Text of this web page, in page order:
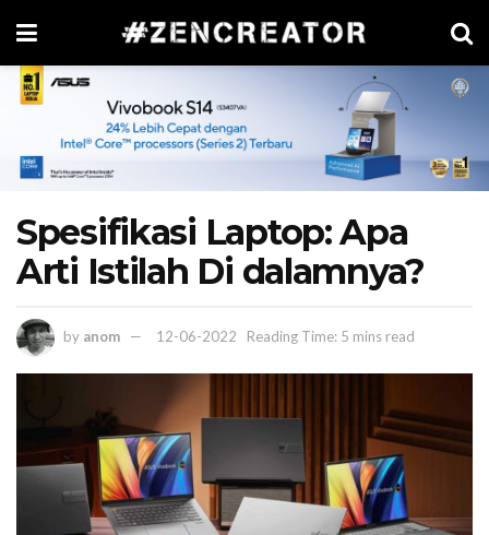
Spesifikasi Laptop: Apa
Arti Istilah Di dalamnya?
by anom 12-06-2022 Reading Time: 5 mins read